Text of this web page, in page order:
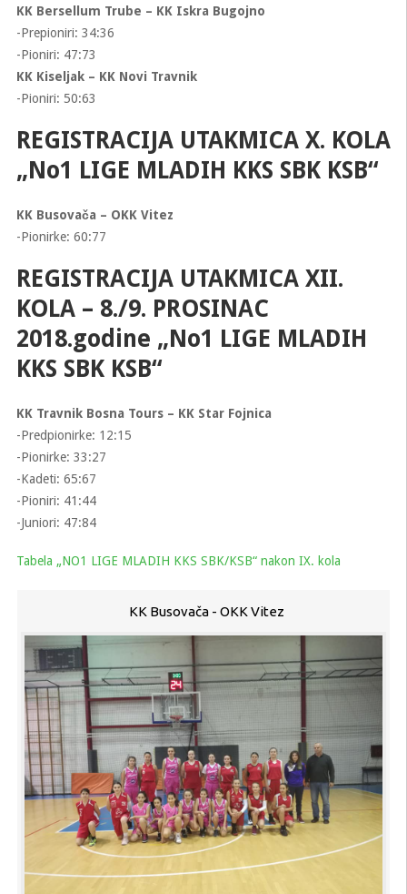
KK Bersellum Trube – KK Iskra Bugojno
-Prepioniri: 34:36
-Pioniri: 47:73
KK Kiseljak – KK Novi Travnik
-Pioniri: 50:63
REGISTRACIJA UTAKMICA X. KOLA
„No1 LIGE MLADIH KKS SBK KSB“
KK Busovača – OKK Vitez
-Pionirke: 60:77
REGISTRACIJA UTAKMICA XII.
KOLA – 8./9. PROSINAC
2018.godine „No1 LIGE MLADIH
KKS SBK KSB“
KK Travnik Bosna Tours – KK Star Fojnica
-Predpionirke: 12:15
-Pionirke: 33:27
-Kadeti: 65:67
-Pioniri: 41:44
-Juniori: 47:84
Tabela „NO1 LIGE MLADIH KKS SBK/KSB“ nakon IX. kola
KK Busovača - OKK Vitez